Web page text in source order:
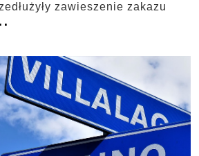
zawieszenie zakazu